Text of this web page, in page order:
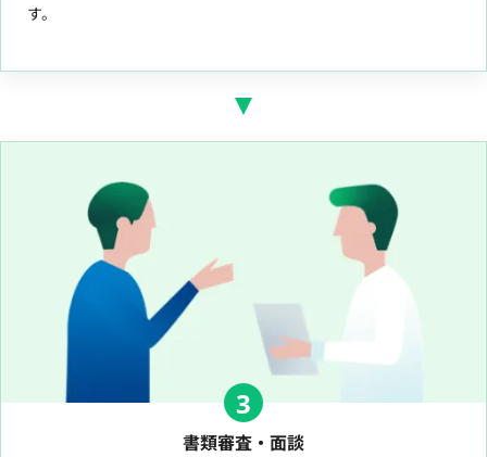
す。
3
書類審査・面談